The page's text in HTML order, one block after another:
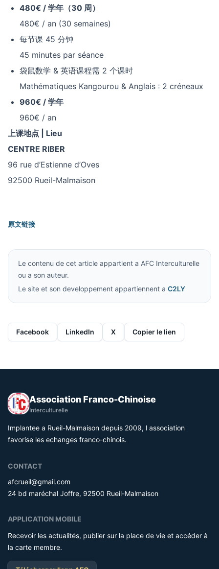
480€ / 学年（30 周）
480€ / an (30 semaines)
每节课 45 分钟
45 minutes par séance
袋鼠数学 & 英语课程需 2 个课时
Mathématiques Kangourou & Anglais : 2 créneaux
960€ / 学年
960€ / an
上课地点 | Lieu
CENTRE RIBER
96 rue d’Estienne d’Oves
92500 Rueil-Malmaison
原文链接
Le contenu de cet article appartient a AFC Interculturelle
ou a son auteur.
Le site et son developpement appartiennent a C2LY
Facebook LinkedIn X Copier le lien
Association Franco-Chinoise
Interculturelle
Implantee a Rueil-Malmaison depuis 2009, l association
favorise les echanges franco-chinois.
CONTACT
afcrueil@gmail.com
24 bd maréchal Joffre, 92500 Rueil-Malmaison
APPLICATION MOBILE
Recevoir les actualités, publier sur la place de vie et accéder à
la carte membre.